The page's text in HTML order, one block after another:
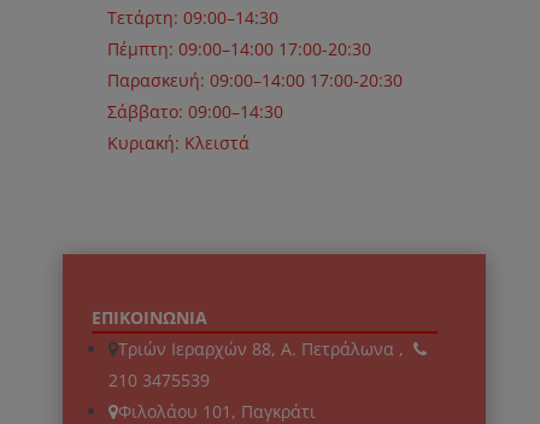
Τετάρτη: 09:00–14:30
Πέμπτη: 09:00–14:00 17:00-20:30
Παρασκευή: 09:00–14:00 17:00-20:30
Σάββατο: 09:00–14:30
Κυριακή: Κλειστά
ΕΠΙΚΟΙΝΩΝΙΑ
Τριών Ιεραρχών 88, Α. Πετράλωνα ,
210 3475539
Φιλολάου 101, Παγκράτι